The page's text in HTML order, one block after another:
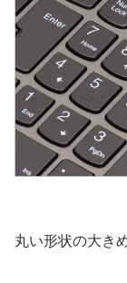
丸い形状の大き